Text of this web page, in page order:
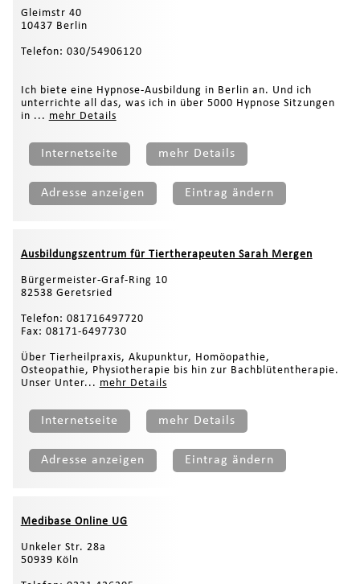
Gleimstr 40
10437 Berlin
Telefon: 030/54906120
Ich biete eine Hypnose-Ausbildung in Berlin an. Und ich
unterrichte all das, was ich in über 5000 Hypnose Sitzungen
in ... mehr Details
Internetseite mehr Details
Adresse anzeigen Eintrag ändern
Ausbildungszentrum für Tiertherapeuten Sarah Mergen
Bürgermeister-Graf-Ring 10
82538 Geretsried
Telefon: 081716497720
Fax: 08171-6497730
Über Tierheilpraxis, Akupunktur, Homöopathie,
Osteopathie, Physiotherapie bis hin zur Bachblütentherapie.
Unser Unter... mehr Details
Internetseite mehr Details
Adresse anzeigen Eintrag ändern
Medibase Online UG
Unkeler Str. 28a
50939 Köln